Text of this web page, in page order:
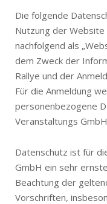
Die folgende
Nutzung der Website
nachfolgend als
dem Zweck der
Rallye und der
Für die Anmeldung
personenbezogene
Veranstaltungs
Datenschutz ist für
GmbH ein sehr
Beachtung der
Vorschriften,